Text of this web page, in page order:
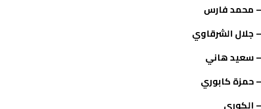
– محمد فارس
– جلال الشرقاوي
– سعيد هاني
– حمزة كابوري
– الكوري